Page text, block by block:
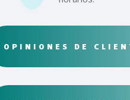
OPINIONES DE